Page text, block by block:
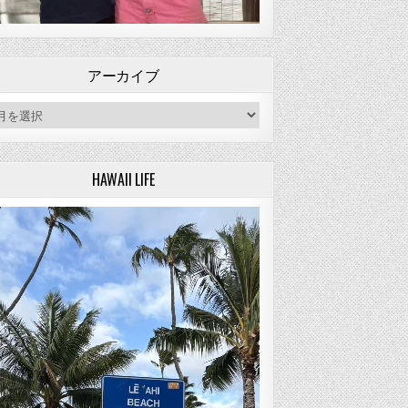
アーカイブ
カイブ
HAWAII LIFE